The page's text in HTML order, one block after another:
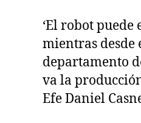
‘El robot
mientras
departamento
va la
Efe Daniel